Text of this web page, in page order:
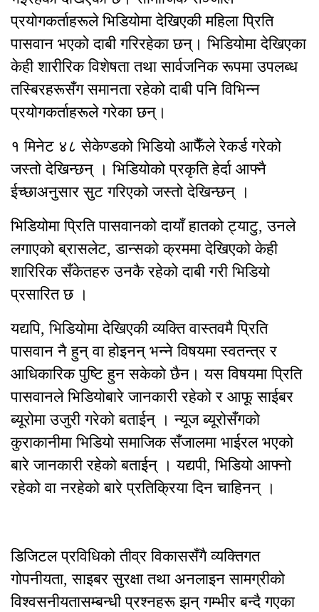
प्रयोगकर्ताहरूले भिडियोमा देखिएकी महिला प्रिति
पासवान भएको दाबी गरिरहेका छन्। भिडियोमा देखिएका
केही शारीरिक विशेषता तथा सार्वजनिक रूपमा उपलब्ध
तस्बिरहरूसँग समानता रहेको दाबी पनि विभिन्न
प्रयोगकर्ताहरूले गरेका छन्।
१ मिनेट ४८ सेकेण्डको भिडियो आफैँले रेकर्ड गरेको
जस्तो देखिन्छन् । भिडियोको प्रकृति हेर्दा आफ्नै
ईच्छाअनुसार सुट गरिएको जस्तो देखिन्छन् ।
भिडियोमा प्रिति पासवानको दायाँ हातको ट्याटु, उनले
लगाएको ब्रासलेट, डान्सको क्रममा देखिएको केही
शारिरिक सँकेतहरु उनकै रहेको दाबी गरी भिडियो
प्रसारित छ ।
यद्यपि, भिडियोमा देखिएकी व्यक्ति वास्तवमै प्रिति
पासवान नै हुन् वा होइनन् भन्ने विषयमा स्वतन्त्र र
आधिकारिक पुष्टि हुन सकेको छैन। यस विषयमा प्रिति
पासवानले भिडियोबारे जानकारी रहेको र आफू साईबर
ब्यूरोमा उजुरी गरेको बताईन् । न्यूज ब्यूरोसँगको
कुराकानीमा भिडियो समाजिक सँजालमा भाईरल भएको
बारे जानकारी रहेको बताईन् । यद्यपी, भिडियो आफ्नो
रहेको वा नरहेको बारे प्रतिक्रिया दिन चाहिनन् ।
डिजिटल प्रविधिको तीव्र विकाससँगै व्यक्तिगत
गोपनीयता, साइबर सुरक्षा तथा अनलाइन सामग्रीको
विश्वसनीयतासम्बन्धी प्रश्नहरू झन् गम्भीर बन्दै गएका